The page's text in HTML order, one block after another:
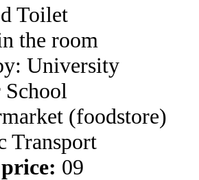
Toilet
the room
University
(foodstore)
Transport
09